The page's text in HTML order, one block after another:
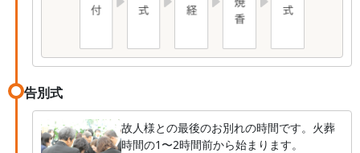
告別式
故人様との最後のお別れの時間です。火葬
時間の1〜2時間前から始まります。